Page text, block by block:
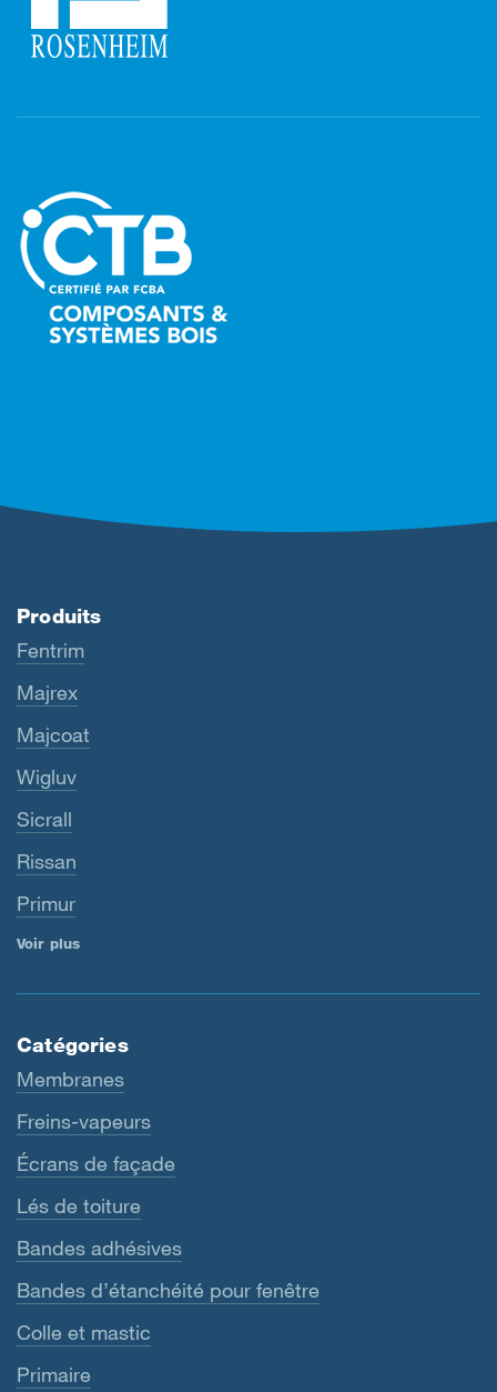
Produits
Fentrim
Majrex
Majcoat
Wigluv
Sicrall
Rissan
Primur
Voir plus
Catégories
Membranes
Freins-vapeurs
Écrans de façade
Lés de toiture
Bandes adhésives
Bandes d’étanchéité pour fenêtre
Colle et mastic
Primaire